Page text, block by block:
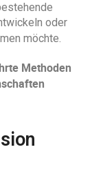
oder
möchte.
Methoden